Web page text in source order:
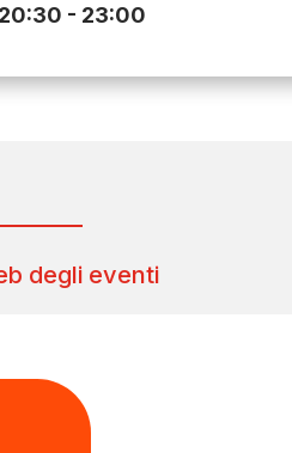
- 23:00
degli eventi